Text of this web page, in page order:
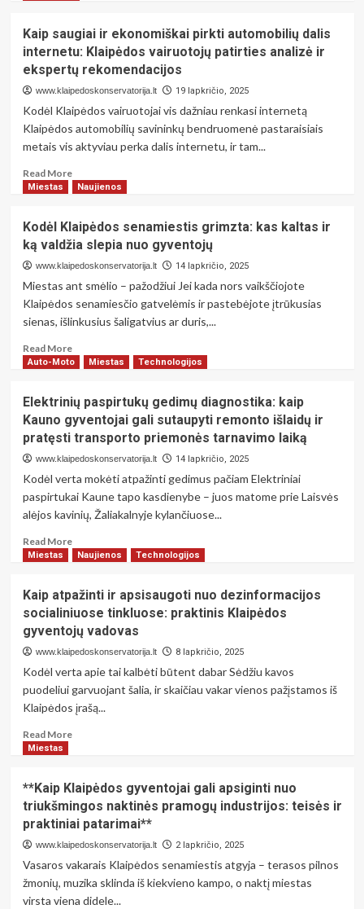
sukurti
sėkmingą
elektroninę
parduotuvę
verslui:
nuo
produktų
iki
vietinio
poreikių
patenkinimo
Kaip saugiai ir ekonomiškai pirkti automobilių dalis
internetu: Klaipėdos vairuotojų patirties analizė ir
ekspertų rekomendacijos
www.klaipedoskonservatorija.lt 19 lapkričio, 2025
Kodėl Klaipėdos vairuotojai vis dažniau renkasi internetą
Klaipėdos automobilių savininkų bendruomenė pastaraisiais
metais vis aktyviau perka dalis internetu, ir tam...
Read MoreRead
more
saugiai
ir
ekonomiškai
dalis
internetu:
vairuotojų
patirties
ir
ekspertų
rekomendacijos
Miestas Naujienos
Kodėl Klaipėdos senamiestis grimzta: kas kaltas ir
ką valdžia slepia nuo gyventojų
www.klaipedoskonservatorija.lt 14 lapkričio, 2025
Miestas ant smėlio – pažodžiui Jei kada nors vaikščiojote
Klaipėdos senamiesčio gatvelėmis ir pastebėjote įtrūkusias
sienas, išlinkusius šaligatvius ar duris,...
Read MoreRead
more
Klaipėdos
senamiestis
grimzta:
kas
ir
ką
valdžia
nuo
gyventojų
Auto-Moto Miestas Technologijos
Elektrinių paspirtukų gedimų diagnostika: kaip
Kauno gyventojai gali sutaupyti remonto išlaidų ir
pratęsti transporto priemonės tarnavimo laiką
www.klaipedoskonservatorija.lt 14 lapkričio, 2025
Kodėl verta mokėti atpažinti gedimus pačiam Elektriniai
paspirtukai Kaune tapo kasdienybe – juos matome prie Laisvės
alėjos kavinių, Žaliakalnyje kylančiuose...
Read MoreRead
more
paspirtukų
gedimų
diagnostika:
kaip
gyventojai
gali
sutaupyti
išlaidų
transporto
priemonės
tarnavimo
laiką
Miestas Naujienos Technologijos
Kaip atpažinti ir apsisaugoti nuo dezinformacijos
socialiniuose tinkluose: praktinis Klaipėdos
gyventojų vadovas
www.klaipedoskonservatorija.lt 8 lapkričio, 2025
Kodėl verta apie tai kalbėti būtent dabar Sėdžiu kavos
puodeliui garvuojant šalia, ir skaičiau vakar vienos pažįstamos iš
Klaipėdos įrašą...
Read MoreRead
atpažinti
ir
apsisaugoti
nuo
socialiniuose
tinkluose:
praktinis
Miestas
**Kaip Klaipėdos gyventojai gali apsiginti nuo
triukšmingos naktinės pramogų industrijos: teisės ir
praktiniai patarimai**
www.klaipedoskonservatorija.lt 2 lapkričio, 2025
Vasaros vakarais Klaipėdos senamiestis atgyja – terasos pilnos
žmonių, muzika sklinda iš kiekvieno kampo, o naktį miestas
virsta viena didele...